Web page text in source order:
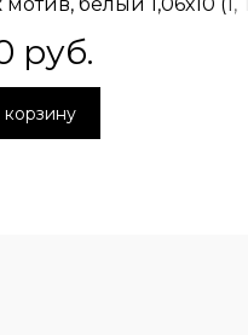
стыковка
руб.